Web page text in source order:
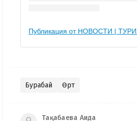
Публикация от НОВОСТИ |
Бурабай Өрт
Тақабаева Аида